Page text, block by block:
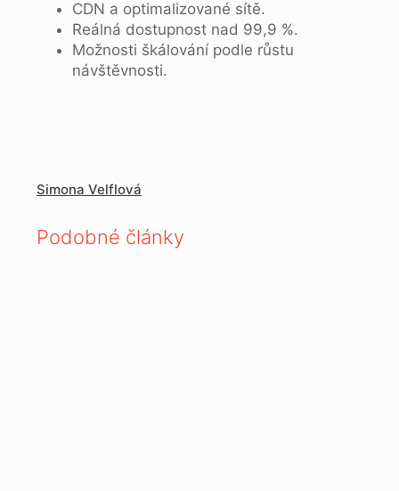
CDN a optimalizované sítě.
Reálná dostupnost nad 99,9 %.
Možnosti škálování podle růstu
návštěvnosti.
Simona Velflová
Podobné články